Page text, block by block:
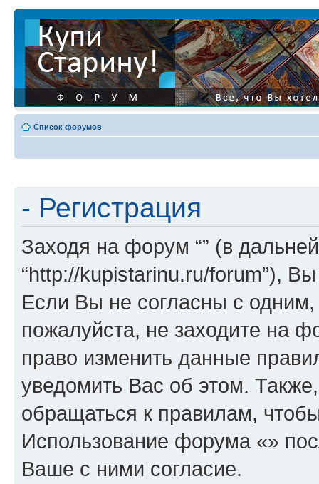
Список форумов
- Регистрация
Заходя на форум “” (в
“http://kupistarinu.ru/forum”),
Если Вы не согласны с
пожалуйста, не заходите на
право изменить данные
уведомить Вас об этом.
обращаться к правилам,
Использование форума «»
Ваше с ними согласие.